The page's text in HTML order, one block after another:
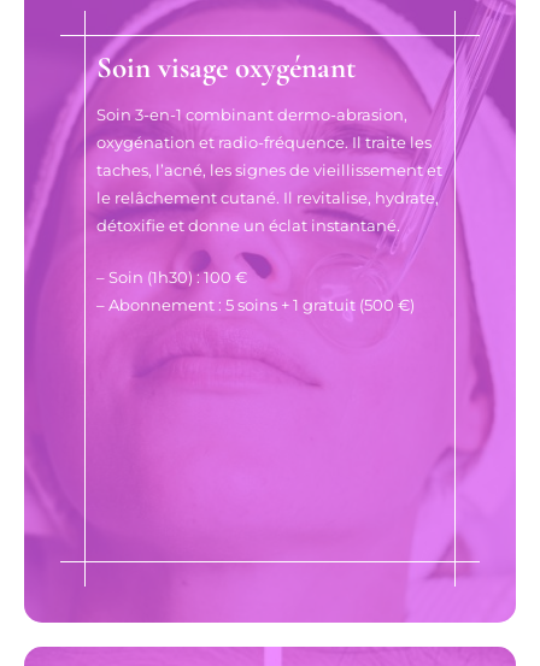
Soin visage oxygénant
Soin 3-en-1 combinant dermo-abrasion,
oxygénation et radio-fréquence. Il traite les
taches, l’acné, les signes de vieillissement et
le relâchement cutané. Il revitalise, hydrate,
détoxifie et donne un éclat instantané.
– Soin (1h30) : 100 €
– Abonnement : 5 soins + 1 gratuit (500 €)